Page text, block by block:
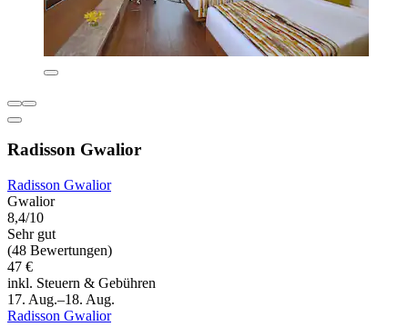
Radisson Gwalior
Radisson Gwalior
Gwalior
8,4/10
Sehr gut
(48 Bewertungen)
47 €
inkl. Steuern & Gebühren
17. Aug.–18. Aug.
Radisson Gwalior